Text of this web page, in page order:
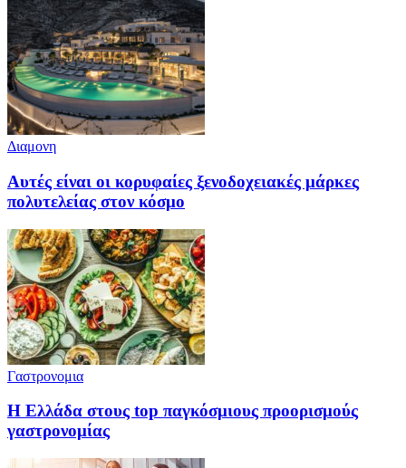
Διαμονη
Αυτές είναι οι κορυφαίες ξενοδοχειακές μάρκες
πολυτελείας στον κόσμο
Γαστρονομια
Η Ελλάδα στους top παγκόσμιους προορισμούς
γαστρονομίας